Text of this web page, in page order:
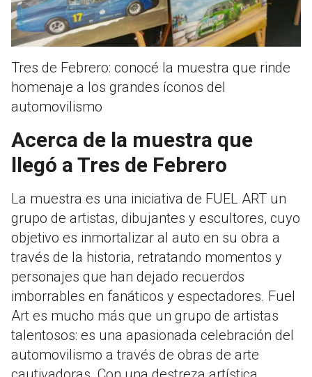
Tres de Febrero: conocé la muestra que rinde
homenaje a los grandes íconos del
automovilismo
Acerca de la muestra que
llegó a Tres de Febrero
La muestra es una iniciativa de FUEL ART un
grupo de artistas, dibujantes y escultores, cuyo
objetivo es inmortalizar al auto en su obra a
través de la historia, retratando momentos y
personajes que han dejado recuerdos
imborrables en fanáticos y espectadores. Fuel
Art es mucho más que un grupo de artistas
talentosos: es una apasionada celebración del
automovilismo a través de obras de arte